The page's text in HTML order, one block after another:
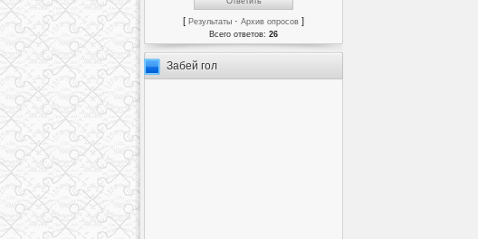
[ Результаты · Архив опросов ]
Всего ответов: 26
Забей гол